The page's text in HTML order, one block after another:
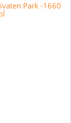
Park -1660